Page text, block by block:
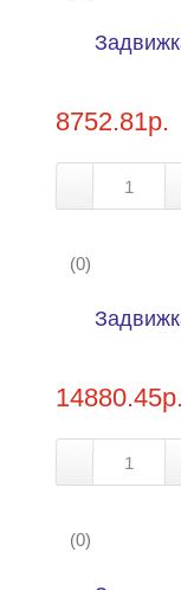
Купить
8752.81р.
(0)
Купить
14880.45р.
(0)